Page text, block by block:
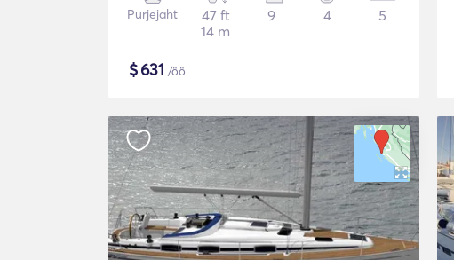
Purjejaht
47 ft
14 m
9 4 5
$631 /öö